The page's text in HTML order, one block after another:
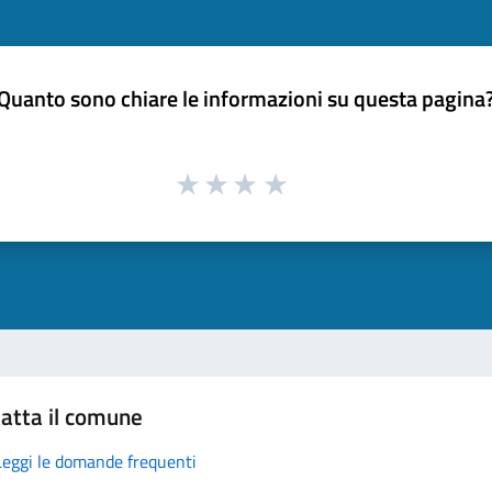
sono chiare le informazioni su questa
il comune
le domande frequenti